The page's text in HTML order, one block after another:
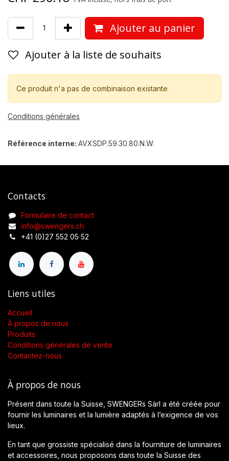
Ajouter au panier
Ajouter à la liste de souhaits
Ce produit n'a pas de combinaison existante
Conditions générales
Référence interne: AVXSDP.59.30.80.N.W.
Contacts
Formulaire de contact
info@swengers.ch
+41 (0)27 552 05 52
Liens utiles
Accueil
À propos de nous
Produits
Conditions générales de vente
Contactez-nous
À propos de nous
Présent dans toute la Suisse, SWENGERs Sàrl a été créée pour
fournir les luminaires et la lumière adaptés à l’exigence de vos
lieux.
En tant que grossiste spécialisé dans la fourniture de luminaires
et accessoires, nous proposons dans toute la Suisse des